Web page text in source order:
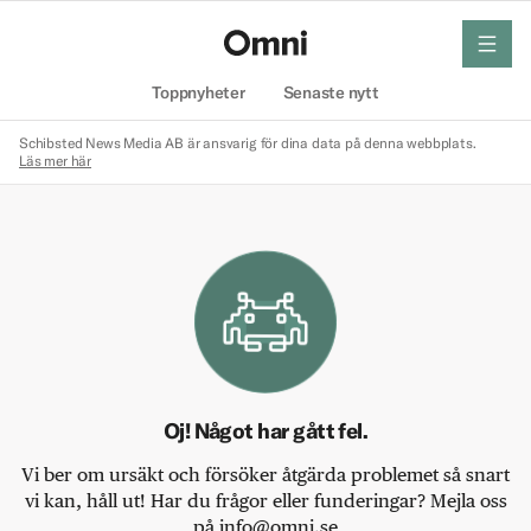
Toppnyheter Senaste nytt
meny
Schibsted News Media AB är ansvarig för dina data på denna webbplats.
Läs mer här
Oj! Något har gått fel.
Vi ber om ursäkt och försöker åtgärda problemet så snart
vi kan, håll ut! Har du frågor eller funderingar? Mejla oss